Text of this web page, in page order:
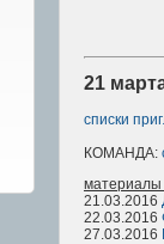
21
списки
КОМАНДА:
материалы
21.03.2016
22.03.2016
27.03.2016